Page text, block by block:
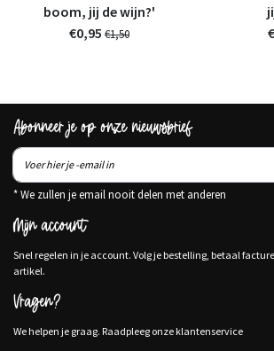
boom, jij de wijn?'
€0,95 €1,50
Abonneer je op onze nieuwsbrief
* We zullen je email nooit delen met anderen
Mijn account
Snel regelen in je account. Volg je bestelling, betaal
artikel.
Vragen?
We helpen je graag. Raadpleeg onze klantenservice